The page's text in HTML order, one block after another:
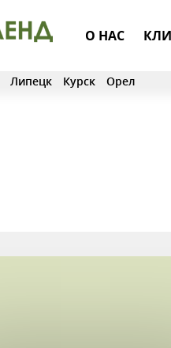
О НАС
Липецк Курск Орел